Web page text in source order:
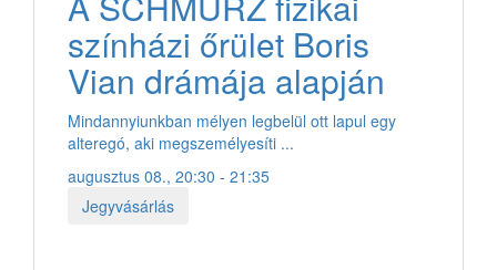
színházi őrület Boris
Vian drámája alapján
Mindannyiunkban mélyen legbelül ott lapul egy
alteregó, aki megszemélyesíti ...
augusztus 08., 20:30 - 21:35
Jegyvásárlás